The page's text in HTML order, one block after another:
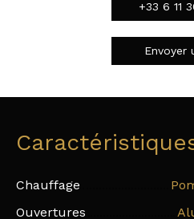
+33 6 11
Envoyer
Chauffage
Ouvertures